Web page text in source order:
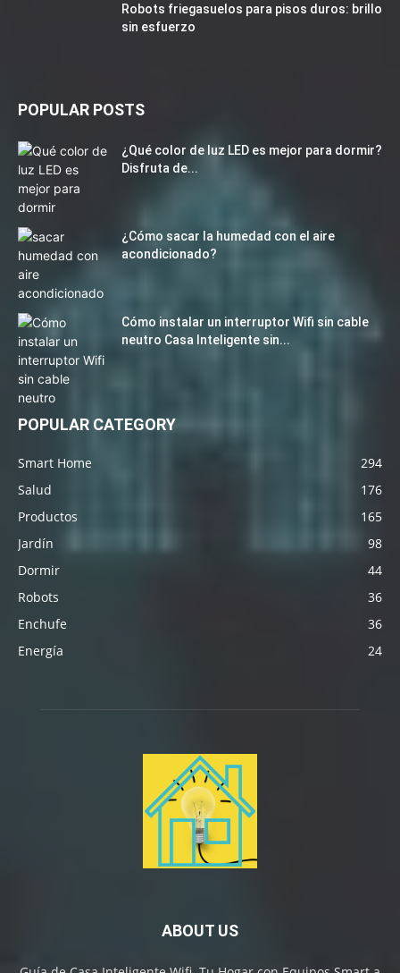
Robots friegasuelos para pisos duros: brillo
sin esfuerzo
POPULAR POSTS
¿Qué color de luz LED es mejor para dormir?
Disfruta de...
¿Cómo sacar la humedad con el aire
acondicionado?
Cómo instalar un interruptor Wifi sin cable
neutro Casa Inteligente sin...
POPULAR CATEGORY
Smart Home
294
Salud
176
Productos
165
Jardín
98
Dormir
44
Robots
36
Enchufe
36
Energía
24
ABOUT US